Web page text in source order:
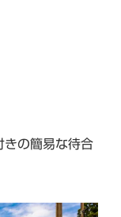
きの簡易な待合